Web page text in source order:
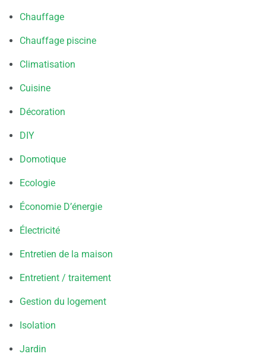
Chauffage
Chauffage piscine
Climatisation
Cuisine
Décoration
DIY
Domotique
Ecologie
Économie D’énergie
Électricité
Entretien de la maison
Entretient / traitement
Gestion du logement
Isolation
Jardin